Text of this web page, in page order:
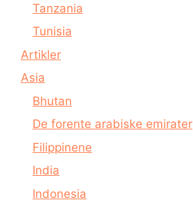
Tanzania
Tunisia
Artikler
Asia
Bhutan
De forente arabiske emirater
Filippinene
India
Indonesia